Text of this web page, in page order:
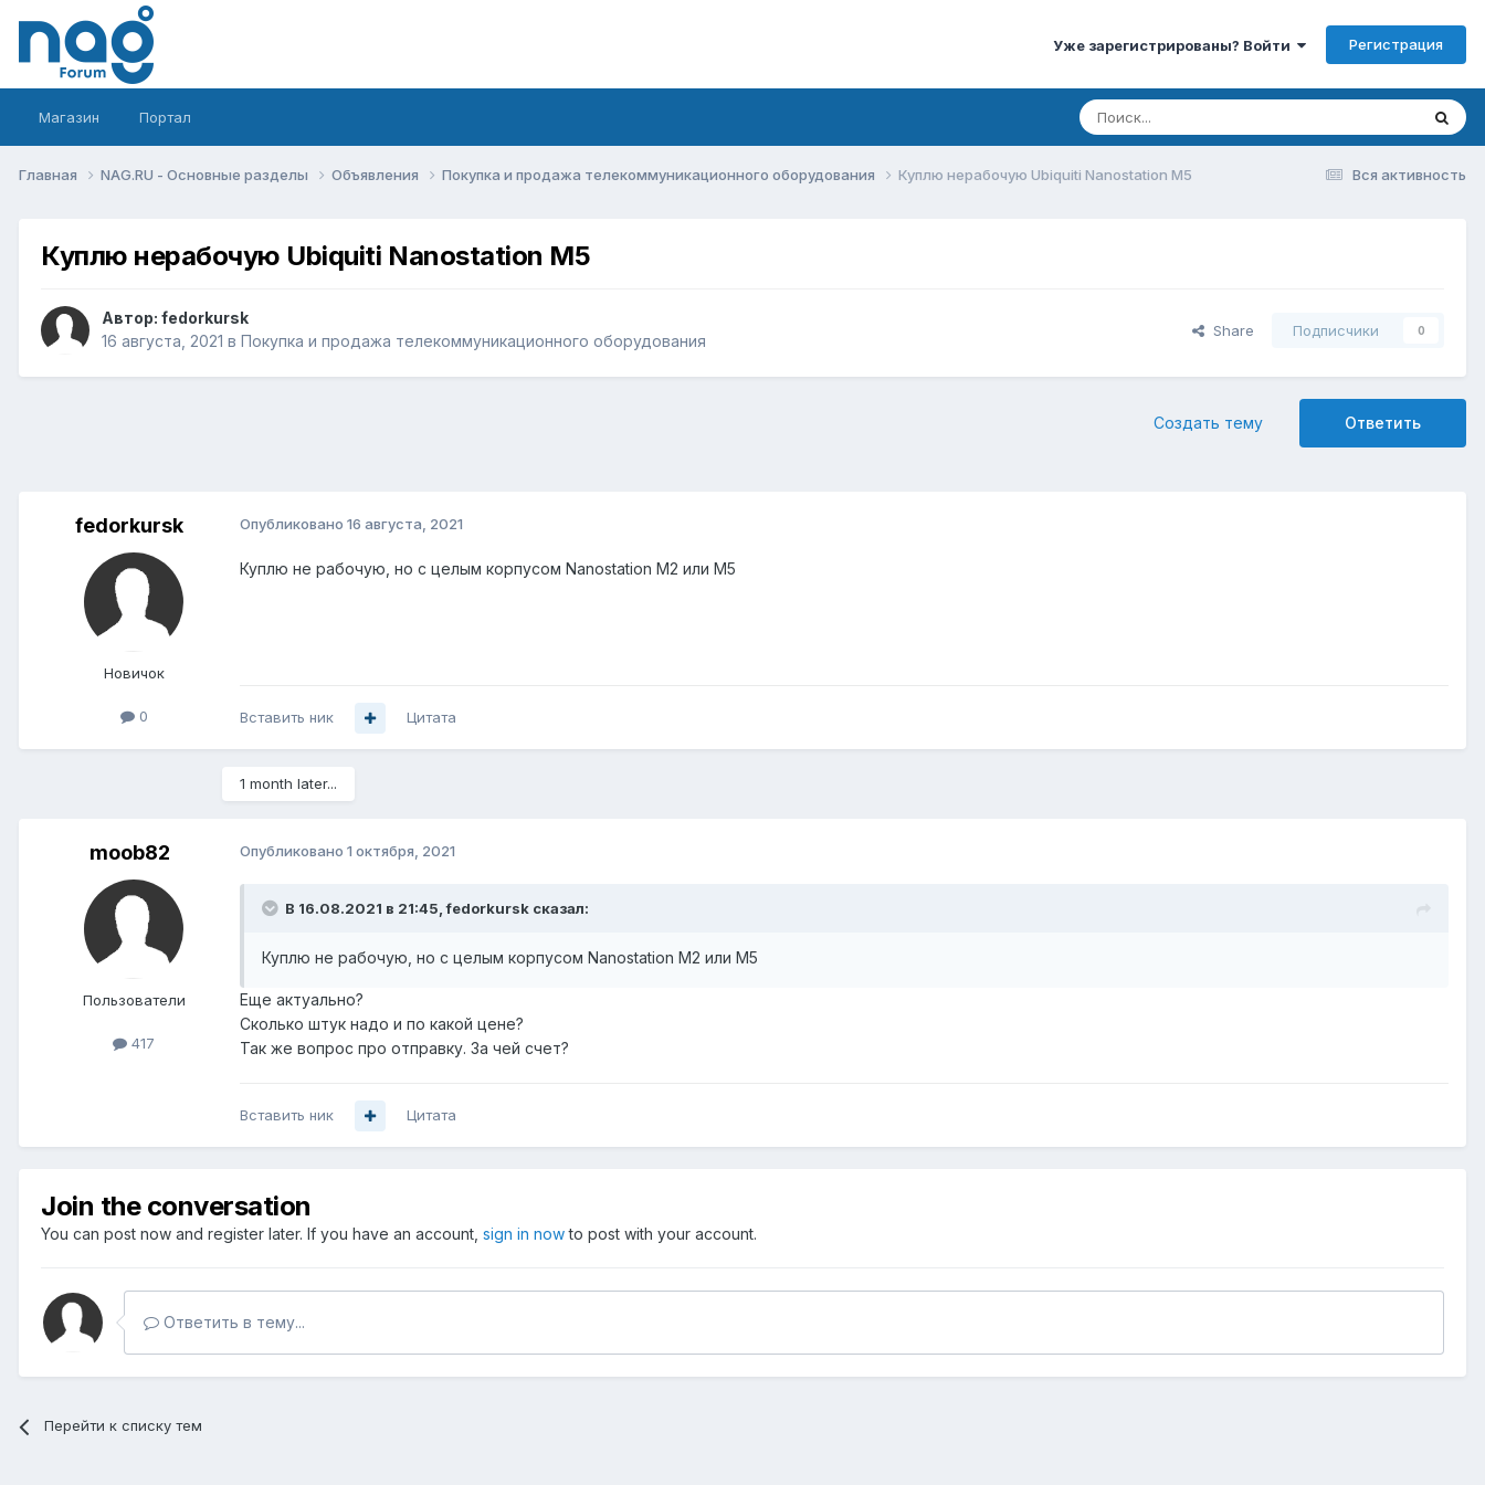
Уже зарегистрированы? Войти Регистрация
Магазин Портал
Вся активность
Главная NAG.RU - Основные разделы Объявления Покупка и продажа телекоммуникационного оборудования Куплю нерабочую Ubiquiti Nanostation M5
Куплю нерабочую Ubiquiti Nanostation M5
Автор: fedorkursk
16 августа, 2021 в Покупка и продажа телекоммуникационного оборудования
Share Подписчики 0
Ответить
Создать тему
fedorkursk
Новичок
0
Опубликовано 16 августа, 2021
Куплю не рабочую, но с целым корпусом Nanostation M2 или M5
Вставить ник Цитата
1 month later...
moob82
Пользователи
417
Опубликовано 1 октября, 2021
В 16.08.2021 в 21:45,fedorkursk сказал:
Куплю не рабочую, но с целым корпусом Nanostation M2 или M5
Еще актуально?
Сколько штук надо и по какой цене?
Так же вопрос про отправку. За чей счет?
Вставить ник Цитата
Join the conversation
You can post now and register later. If you have an account, sign in nowto post with your account.
Ответить в тему...
Перейти к списку тем